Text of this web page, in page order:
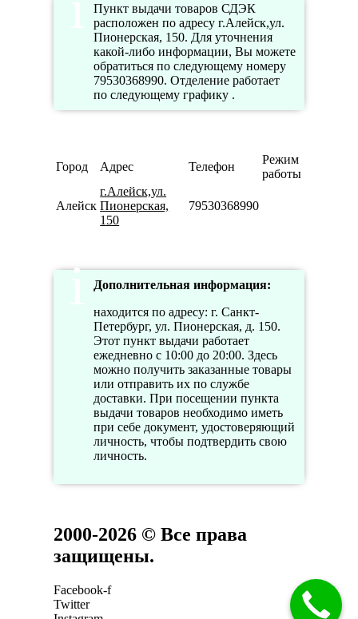
Пункт выдачи товаров СДЭК
расположен по адресу г.Алейск,ул.
Пионерская, 150. Для уточнения
какой-либо информации, Вы можете
обратиться по следующему номеру
79530368990. Отделение работает
по следующему графику .
Город Адрес Телефон
Режим
работы
Алейск
г.Алейск,ул.
Пионерская,
150
79530368990
Дополнительная информация:
находится по адресу: г. Санкт-
Петербург, ул. Пионерская, д. 150.
Этот пункт выдачи работает
ежедневно с 10:00 до 20:00. Здесь
можно получить заказанные товары
или отправить их по службе
доставки. При посещении пункта
выдачи товаров необходимо иметь
при себе документ, удостоверяющий
личность, чтобы подтвердить свою
личность.
2000-2026 © Все права
защищены.
Facebook-f
Twitter